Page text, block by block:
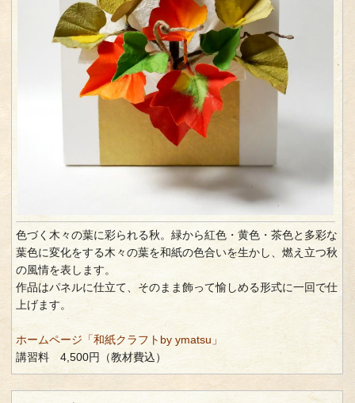
色づく木々の葉に彩られる秋。緑から紅色・黄色・茶色と多彩な
葉色に変化をする木々の葉を和紙の色合いを生かし、燃え立つ秋
の風情を表します。
作品はパネルに仕立て、そのまま飾って愉しめる形式に一回で仕
上げます。
ホームページ「和紙クラフトby ymatsu」
講習料 4,500円（教材費込）